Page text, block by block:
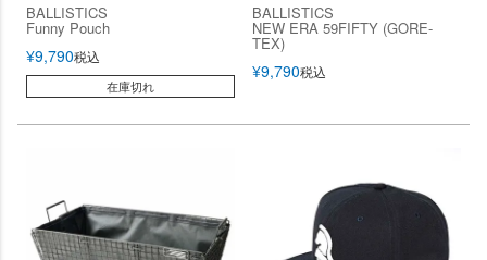
BALLISTICS
Funny Pouch
¥9,790税込
在庫切れ
BALLISTICS
NEW ERA 59FIFTY (GORE-
TEX)
¥9,790税込